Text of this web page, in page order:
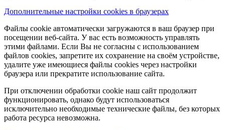
Дополнительные настройки cookies в браузерах
Файлы cookie автоматически загружаются в ваш браузер при
посещении веб-сайта. У вас есть возможность управлять
этими файлами. Если Вы не согласны с использованием
файлов cookies, запретите их сохранение на своём устройстве,
удалите уже имеющиеся файлы cookies через настройки
браузера или прекратите использование сайта.
При отключении обработки cookie наш сайт продолжит
функционировать, однако будут использоваться
исключительно необходимые технические файлы, без которых
работа ресурса невозможна.